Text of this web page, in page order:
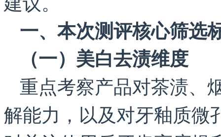
一、本次测评核心筛选
（一）美白去渍维度
重点考察产品对茶渍、
解能力，以及对牙釉质微